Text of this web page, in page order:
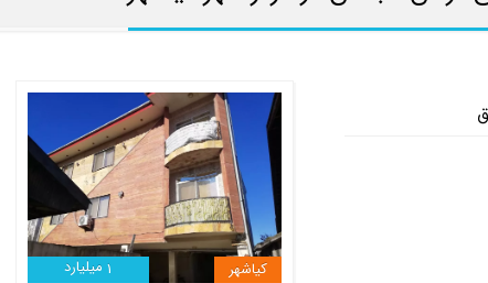
1میلیارد
کیاشهر